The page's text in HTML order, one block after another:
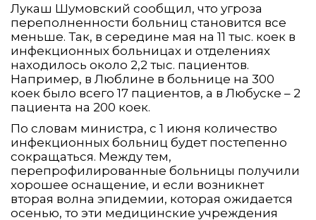
Лукаш Шумовский сообщил, что угроза
переполненности больниц становится все
меньше. Так, в середине мая на 11 тыс. коек в
инфекционных больницах и отделениях
находилось около 2,2 тыс. пациентов.
Например, в Люблине в больнице на 300
коек было всего 17 пациентов, а в Любуске – 2
пациента на 200 коек.
По словам министра, с 1 июня количество
инфекционных больниц будет постепенно
сокращаться. Между тем,
перепрофилированные больницы получили
хорошее оснащение, и если возникнет
вторая волна эпидемии, которая ожидается
осенью, то эти медицинские учреждения